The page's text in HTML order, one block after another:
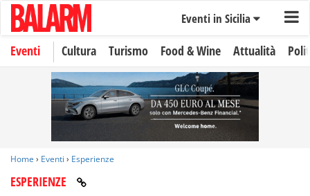
Eventi in Sicilia
Eventi Cultura Turismo Food & Wine Attualità
Home › Eventi › Esperienze
ESPERIENZE